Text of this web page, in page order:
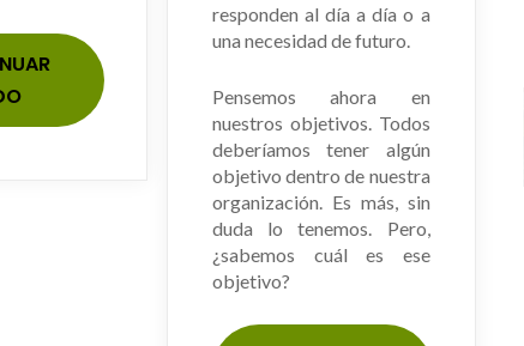
responden al día a día o a
una necesidad de futuro.
Pensemos ahora en
nuestros objetivos. Todos
deberíamos tener algún
objetivo dentro de nuestra
organización. Es más, sin
duda lo tenemos. Pero,
¿sabemos cuál es ese
objetivo?